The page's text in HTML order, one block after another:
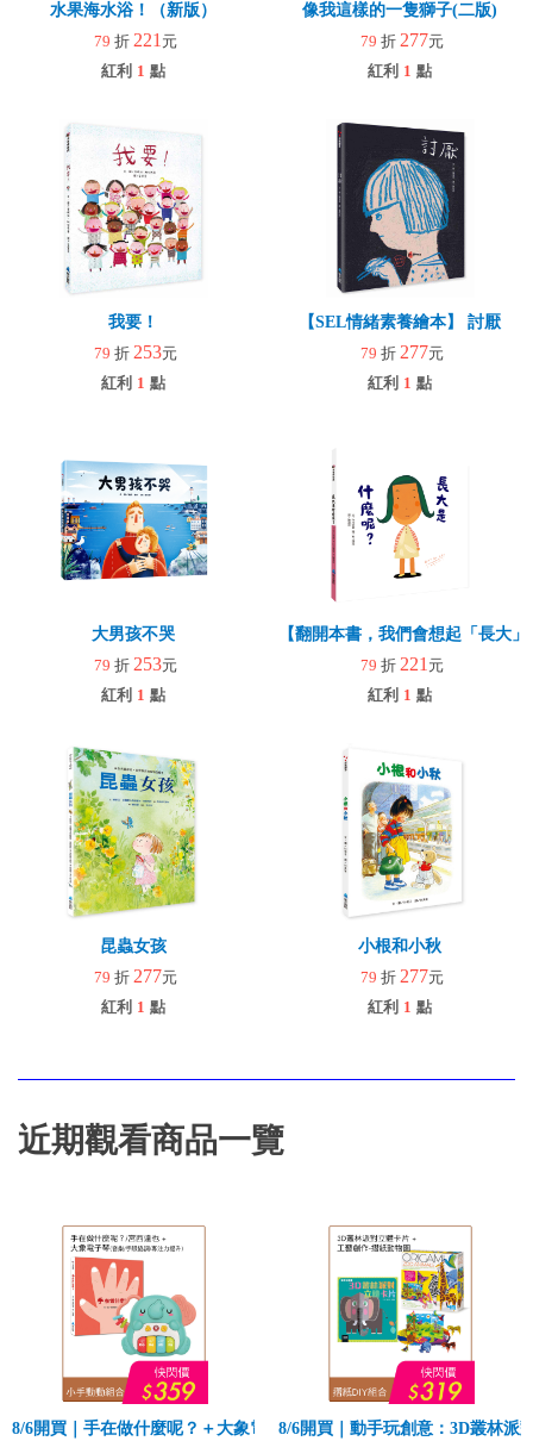
水果海水浴！（新版）
79 折 221 元
紅利 1 點
像我這樣的一隻獅子(二版)
79 折 277元
紅利 1 點
我要！
79 折 253元
紅利 1 點
【SEL情緒素養繪本】 討厭
79 折 277元
紅利 1 點
大男孩不哭
79 折 253元
紅利 1 點
【翻開本書，我們會想起「長大
79 折 221 元
紅利 1 點
昆蟲女孩
79 折 277元
紅利 1 點
小根和小秋
79 折 277元
紅利 1 點
近期觀看商品一覽
8/6開買｜手在做什麼呢？＋大象電子琴8/6開買｜動手玩創意：3D叢林派